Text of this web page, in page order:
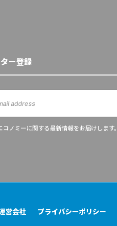
ー登録
ノミーに関する最新情報をお届けします。
営会社 プライバシーポリシー